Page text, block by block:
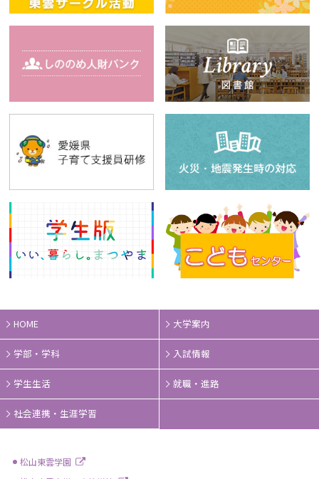
HOME 大学案内
学部・学科 入試情報
学生生活 就職・進路
社会連携・生涯学習
松山東雲学園